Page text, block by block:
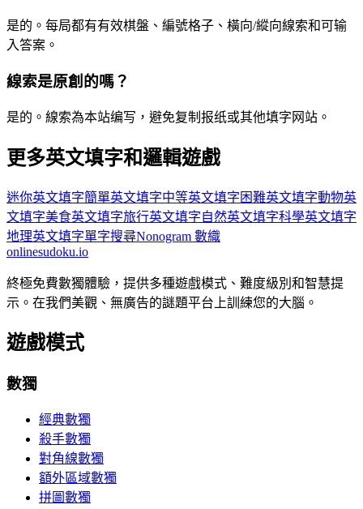
是的。每局都有有效棋盤、編號格子、橫向/縱向線索和可输
入答案。
線索是原創的嗎？
是的。線索為本站编写，避免复制报纸或其他填字网站。
更多英文填字和邏輯遊戲
迷你英文填字簡單英文填字中等英文填字 困難英文填字動物英
文填字美食英文填字旅行英文填字自然英文填字科學英文填字
地理英文填字單字搜尋Nonogram 數織
onlinesudoku.io
終極免費數獨體驗，提供多種遊戲模式、難度級別和智慧提
示。在我們美觀、無廣告的謎題平台上訓練您的大腦。
遊戲模式
數獨
經典數獨
殺手數獨
對角線數獨
額外區域數獨
拼圖數獨